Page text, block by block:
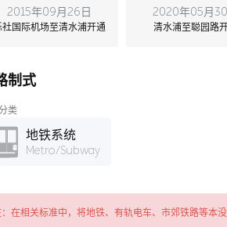
2015年09月26日
社国际机场至清水浦开通
2020年05月
清水浦至聪园路
制式
类
地铁系统
Metro/Subway
：在相关标准中，将地铁、有轨电车、市郊铁路等本